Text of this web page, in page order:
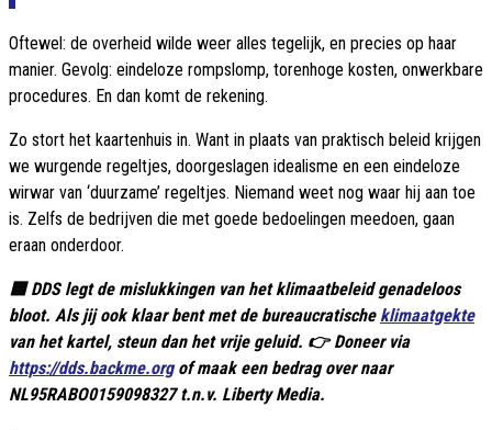
Oftewel: de overheid wilde weer alles tegelijk, en precies op haar
manier. Gevolg: eindeloze rompslomp, torenhoge kosten, onwerkbare
procedures. En dan komt de rekening.
Zo stort het kaartenhuis in. Want in plaats van praktisch beleid krijgen
we wurgende regeltjes, doorgeslagen idealisme en een eindeloze
wirwar van ‘duurzame’ regeltjes. Niemand weet nog waar hij aan toe
is. Zelfs de bedrijven die met goede bedoelingen meedoen, gaan
eraan onderdoor.
🟦 DDS legt de mislukkingen van het klimaatbeleid genadeloos
bloot. Als jij ook klaar bent met de bureaucratische klimaatgekte
van het kartel, steun dan het vrije geluid. 👉 Doneer via
https://dds.backme.orgof maak een bedrag over naar
NL95RABO0159098327 t.n.v. Liberty Media.